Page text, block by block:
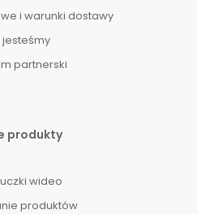
i warunki dostawy
jesteśmy
partnerski
produkty
wideo
produktów